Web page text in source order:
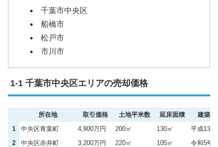
千葉市中央区
船橋市
松戸市
市川市
千葉市中央区エリアの売却価格
所在地 取引価格 土地平米数 延床面積
建築年
1
中央区青葉町 4,900万円 200㎡ 130㎡
平成13年
2
中央区赤井町 3,200万円 220㎡ 105㎡
令和5年